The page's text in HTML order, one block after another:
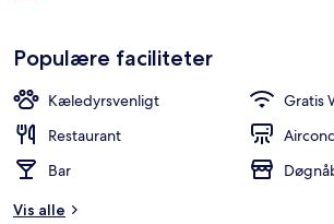
Populære faciliteter
Kæledyrsvenligt
Gratis
Restaurant
Bar
Vis alle